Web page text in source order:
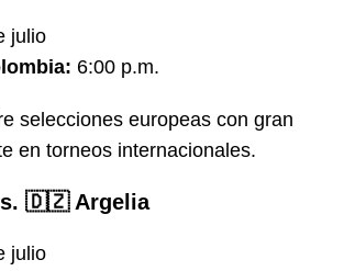
julio
6:00 p.m.
selecciones europeas con gran
en torneos internacionales.
🇩🇿 Argelia
julio